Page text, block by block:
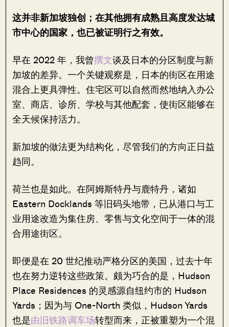
这并非新加坡独创；在其他拥有成熟且高度发达城
市中心的国家，也已被证明行之有效。
早在 2022 年，我曾撰文谈及日本的分区制度与新
加坡的差异。一个关键观察是，日本的街区在用途
混合上更具弹性。住宅区可以自然而然地纳入办公
室、商店、诊所、学校与其他配套，使街区能够在
全天候保持活力。
新加坡的做法更为结构化，尽管我们的方向正日益
趋同。
荷兰也是如此。在阿姆斯特丹与鹿特丹，诸如
Eastern Docklands 等旧码头地带，已从港口与工
业用途改造为集住房、零售与文化空间于一体的混
合用途街区。
即便是在 20 世纪推动严格分区的美国，过去十年
也在努力逆转这些政策。颇为巧合的是，Hudson
Place Residences 的灵感源自纽约市的 Hudson
Yards；因为与 One-North 类似，Hudson Yards
也是由旧铁路调车场转型而来，正被重塑为一个混